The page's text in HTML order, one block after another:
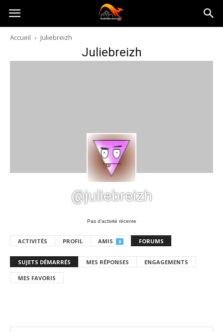
Australia-
australie.com
Accueil Juliebreizh
Juliebreizh
@juliebreizh
Pas d’activité récente
ACTIVITÉS PROFIL AMIS 0 FORUMS
SUJETS DÉMARRÉS MES RÉPONSES ENGAGEMENTS
MES FAVORIS